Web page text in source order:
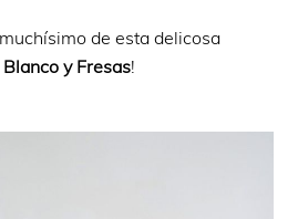
de esta delicosa
y Fresas!